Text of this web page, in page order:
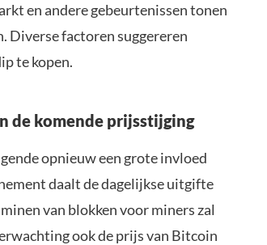
en andere gebeurtenissen tonen
Diverse factoren suggereren
te kopen.
de komende prijsstijging
opnieuw een grote invloed
daalt de dagelijkse uitgifte
van blokken voor miners zal
ook de prijs van Bitcoin